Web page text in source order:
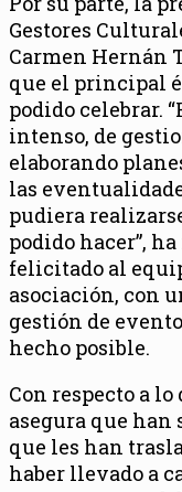
Gestores
Carmen Hernán
que el principal
podido celebrar.
intenso, de
elaborando
las
pudiera
podido hacer”,
felicitado al
asociación, con
gestión de
hecho posible.
Con respecto a
asegura que han
que les han
haber llevado a